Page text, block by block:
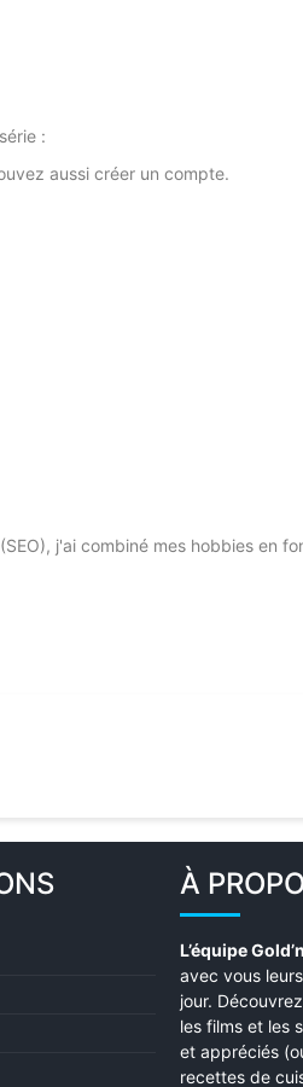
:
aussi créer un compte.
j'ai combiné mes hobbies en
À
L’équipe
avec vous
jour.
les films et les
et appréciés
recettes de